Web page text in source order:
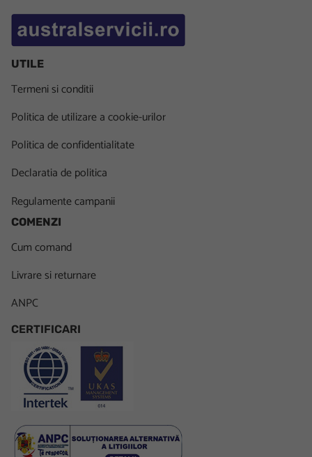
UTILE
Termeni si conditii
Politica de utilizare a cookie-urilor
Politica de confidentialitate
Declaratia de politica
Regulamente campanii
COMENZI
Cum comand
Livrare si returnare
ANPC
CERTIFICARI